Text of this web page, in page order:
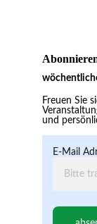
E-Mail
Freuen Sie
und